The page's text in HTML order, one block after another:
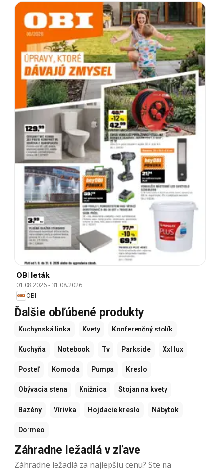
OBI leták
01.08.2026-31.08.2026
OBI
Ďalšie obľúbené produkty
Kuchynská linka Kvety Konferenčný stolík
Kuchyňa Notebook Tv Parkside Xxl lux
Posteľ Komoda Pumpa Kreslo
Obývacia stena Knižnica Stojan na kvety
Bazény Vírivka Hojdacie kreslo Nábytok
Dormeo
Záhradne ležadlá v zľave
Záhradne ležadlá za najlepšiu cenu? Ste na